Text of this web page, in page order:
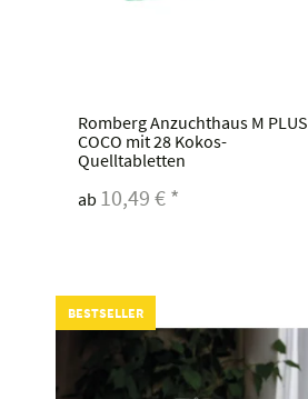
Romberg Anzuchthaus M PLUS
COCO mit 28 Kokos-
Quelltabletten
ab 10,49 € *
BESTSELLER